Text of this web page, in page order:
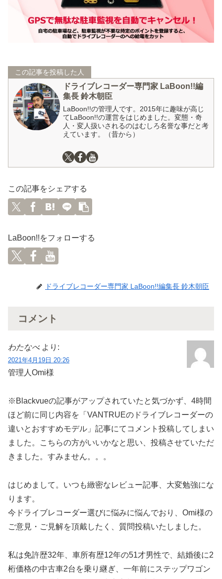
この記事を投稿した人
ドライブレコーダー専門家 LaBoon!!編
集長 鈴木朝臣
LaBoon!!の管理人です。2015年に趣味が高じ
てLaBoon!!の運営をはじめました。変態・奇
人・変人扱いされるのはむしろ名誉な事だと考
えています。（昔から）
この記事をシェアする
LaBoon!!をフォローする
ドライブレコーダー専門家 LaBoon!!編集長 鈴木朝臣
コメント
わたなべ より:
2021年4月19日 20:26
管理人Omi様
※Blackvueの記事がアップされていたと気づかず、4時間
ほど前に同じ内容を「VANTRUEのドライブレコーダーの
違いとおすすめモデル」記事にてコメント投稿してしまい
ました。こちらの方がいいかなと思い、投稿させていただ
きました。すみません。。。
はじめまして。いつも緻密なレビュー記事、大変勉強にな
ります。
今ドライブレコーダー選びに悩みに悩んでおり、Omi様の
ご意見・ご見解を頂戴したく、質問投稿いたしました。
私は免許歴32年、車所有歴12年の51才男性で、結婚後に2
桁価格の中古車2台を乗り継ぎ、一年前にステップワゴン